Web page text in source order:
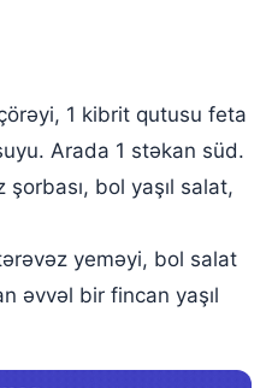
1 kibrit qutusu feta
Arada 1 stəkan süd.
şorbası, bol yaşıl salat,
yeməyi, bol salat
əvvəl bir fincan yaşıl